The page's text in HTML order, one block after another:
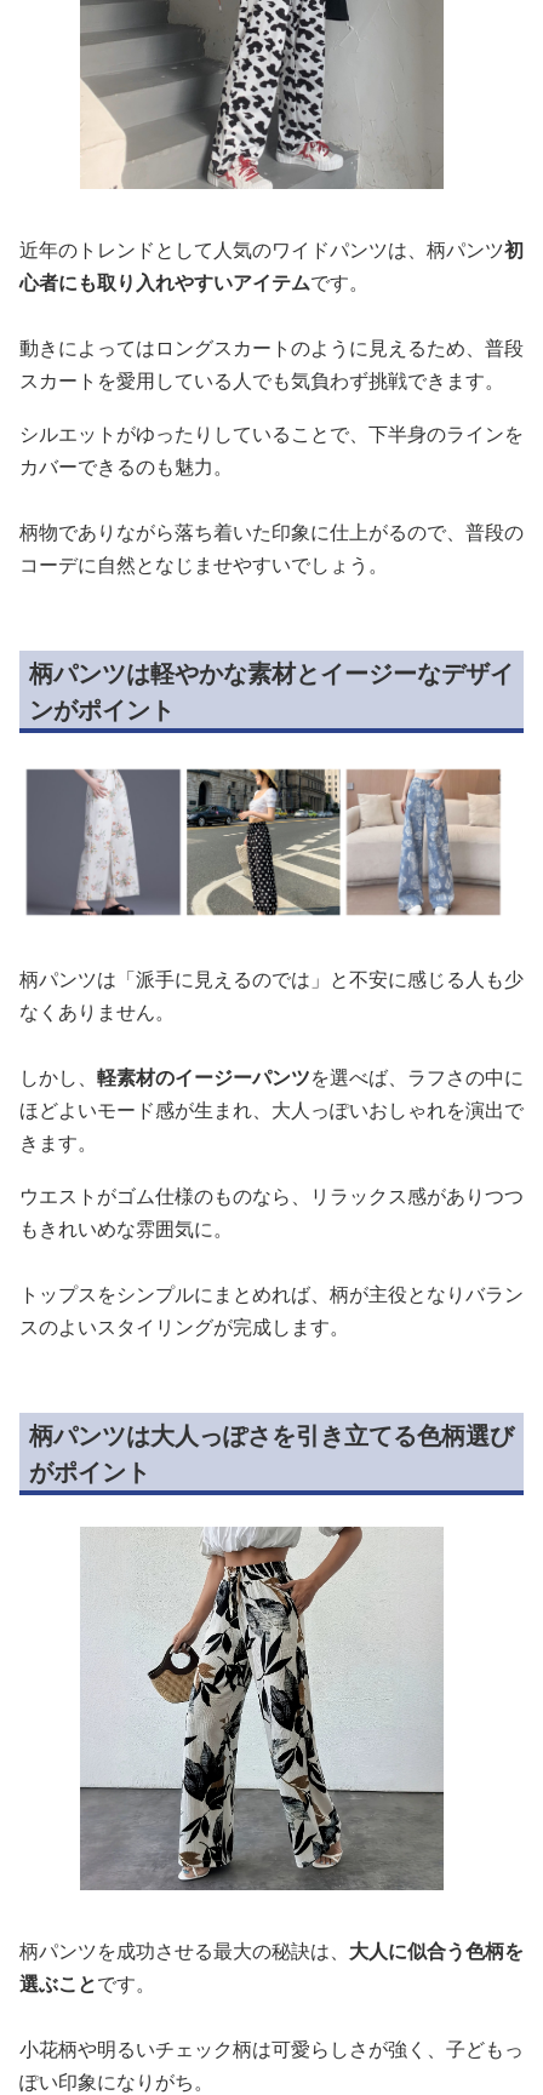
近年のトレンドとして人気のワイドパンツは、柄パンツ初
心者にも取り入れやすいアイテムです。
動きによってはロングスカートのように見えるため、普段
スカートを愛用している人でも気負わず挑戦できます。
シルエットがゆったりしていることで、下半身のラインを
カバーできるのも魅力。
柄物でありながら落ち着いた印象に仕上がるので、普段の
コーデに自然となじませやすいでしょう。
柄パンツは軽やかな素材とイージーなデザイ
ンがポイント
柄パンツは「派手に見えるのでは」と不安に感じる人も少
なくありません。
しかし、 軽素材のイージーパンツを選べば、ラフさの中に
ほどよいモード感が生まれ、大人っぽいおしゃれを演出で
きます。
ウエストがゴム仕様のものなら、リラックス感がありつつ
もきれいめな雰囲気に。
トップスをシンプルにまとめれば、柄が主役となりバラン
スのよいスタイリングが完成します。
柄パンツは大人っぽさを引き立てる色柄選び
がポイント
柄パンツを成功させる最大の秘訣は、 大人に似合う色柄を
選ぶことです。
小花柄や明るいチェック柄は可愛らしさが強く、子どもっ
ぽい印象になりがち。